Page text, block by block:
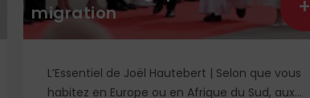
migration
L’Essentiel de Joël Hautebert | Selon que vous
habitez en Europe ou en Afrique du Sud, aux
+